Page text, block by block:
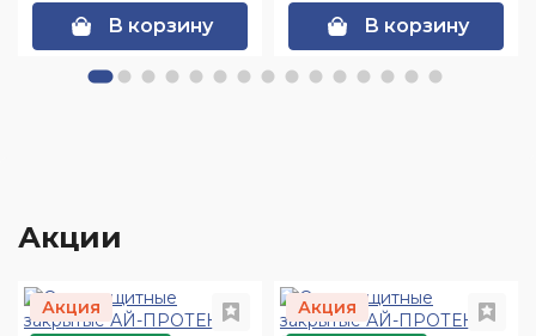
В корзину В корзину
Акции
Акция
Акция